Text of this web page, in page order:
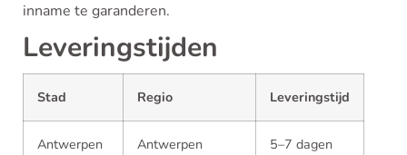
inname te garanderen.
Leveringstijden
Stad Regio Leveringstijd
Antwerpen Antwerpen 5–7 dagen